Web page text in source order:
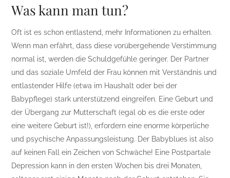
Was kann man tun?
Oft ist es schon entlastend, mehr Informationen zu erhalten.
Wenn man erfährt, dass diese vorübergehende Verstimmung
normal ist, werden die Schuldgefühle geringer. Der Partner
und das soziale Umfeld der Frau können mit Verständnis und
entlastender Hilfe (etwa im Haushalt oder bei der
Babypflege) stark unterstützend eingreifen. Eine Geburt und
der Übergang zur Mutterschaft (egal ob es die erste oder
eine weitere Geburt ist!), erfordern eine enorme körperliche
und psychische Anpassungsleistung. Der Babyblues ist also
auf keinen Fall ein Zeichen von Schwäche! Eine Postpartale
Depression kann in den ersten Wochen bis drei Monaten,